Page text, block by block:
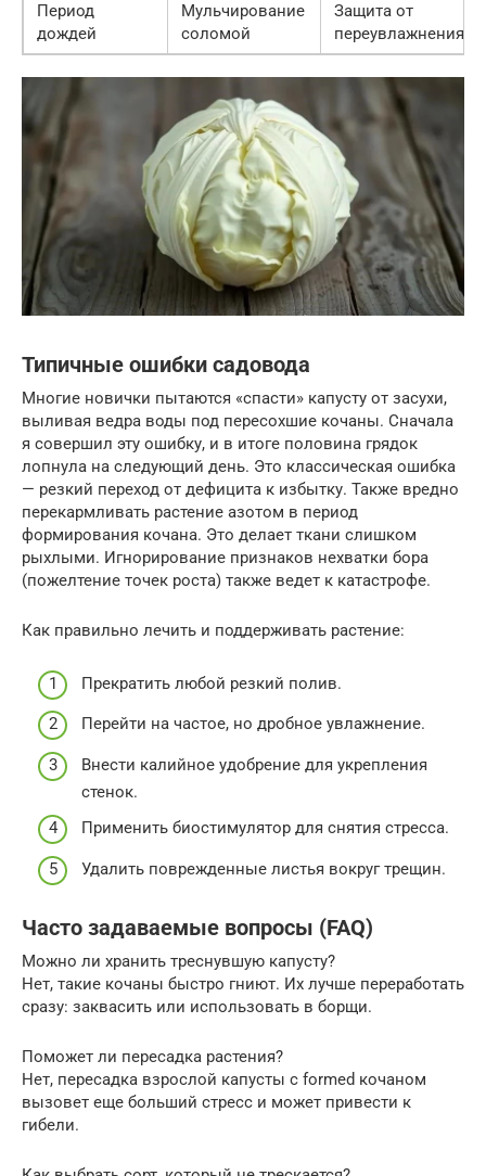
Период
дождей
Мульчирование
соломой
Защита от
переувлажнения
Типичные ошибки садовода
Многие новички пытаются «спасти» капусту от засухи,
выливая ведра воды под пересохшие кочаны. Сначала
я совершил эту ошибку, и в итоге половина грядок
лопнула на следующий день. Это классическая ошибка
— резкий переход от дефицита к избытку. Также вредно
перекармливать растение азотом в период
формирования кочана. Это делает ткани слишком
рыхлыми. Игнорирование признаков нехватки бора
(пожелтение точек роста) также ведет к катастрофе.
Как правильно лечить и поддерживать растение:
Прекратить любой резкий полив.
Перейти на частое, но дробное увлажнение.
Внести калийное удобрение для укрепления
стенок.
Применить биостимулятор для снятия стресса.
Удалить поврежденные листья вокруг трещин.
Часто задаваемые вопросы (FAQ)
Можно ли хранить треснувшую капусту?
Нет, такие кочаны быстро гниют. Их лучше переработать
сразу: заквасить или использовать в борщи.
Поможет ли пересадка растения?
Нет, пересадка взрослой капусты с formed кочаном
вызовет еще больший стресс и может привести к
гибели.